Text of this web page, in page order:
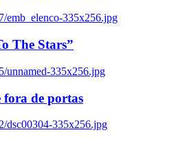
emb_elenco-335x256.jpg
The Stars”
unnamed-335x256.jpg
fora de portas
dsc00304-335x256.jpg